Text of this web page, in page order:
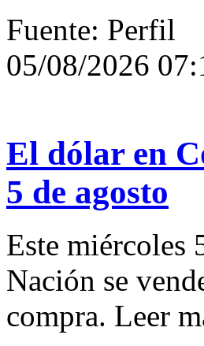
Fuente: Perfil
05/08/2026
El dólar en
5 de agosto
Este miércoles
Nación se
compra. Leer